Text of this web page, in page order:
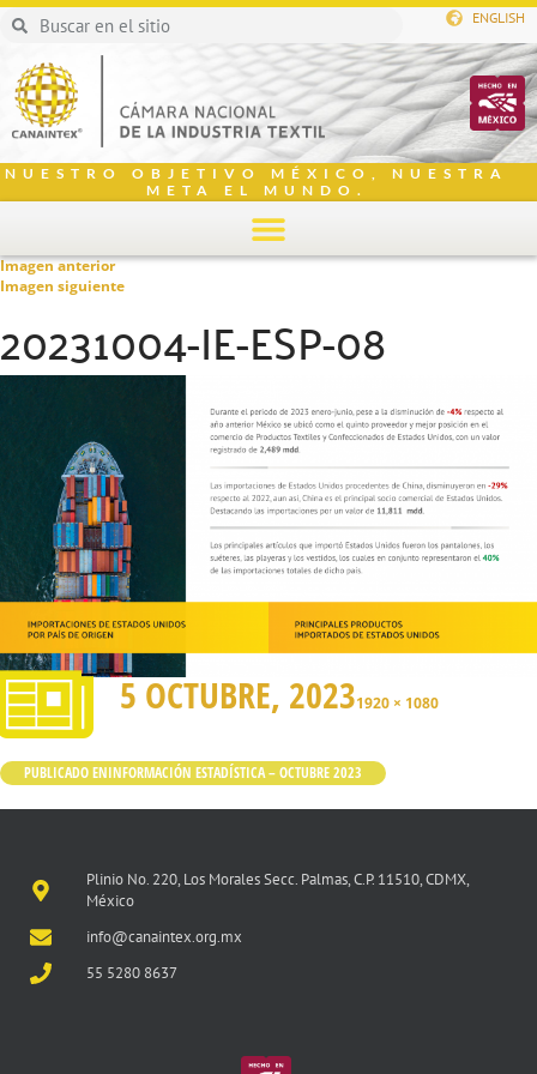
ENGLISH
NUESTRO OBJETIVO MÉXICO, NUESTRA
META EL MUNDO.
Imagen anterior
Imagen siguiente
20231004-IE-ESP-08
5 OCTUBRE, 20231920 × 1080
PUBLICADO ENINFORMACIÓN ESTADÍSTICA – OCTUBRE 2023
Plinio No. 220, Los Morales Secc. Palmas, C.P. 11510, CDMX,
México
info@canaintex.org.mx
55 5280 8637